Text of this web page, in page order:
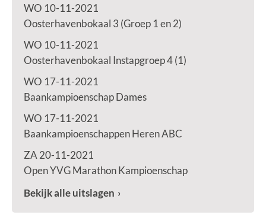
WO 10-11-2021
Oosterhavenbokaal 3 (Groep 1 en 2)
WO 10-11-2021
Oosterhavenbokaal Instapgroep 4 (1)
WO 17-11-2021
Baankampioenschap Dames
WO 17-11-2021
Baankampioenschappen Heren ABC
ZA 20-11-2021
Open YVG Marathon Kampioenschap
Bekijk alle uitslagen